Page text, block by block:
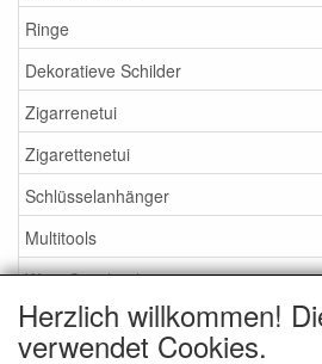
Ringe
Dekoratieve Schilder
Zigarrenetui
Zigarettenetui
Schlüsselanhänger
Multitools
Wein Geschenke
Flachmänner
Herzlich willkommen!
verwendet Cookies.